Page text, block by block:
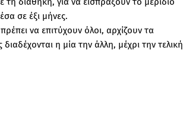
σε έξι μήνες.
να επιτύχουν όλοι, αρχίζουν τα
η μία την άλλη, μέχρι την τελική